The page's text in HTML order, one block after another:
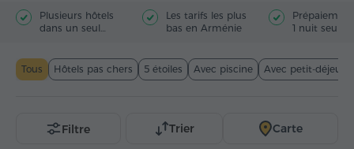
Plusieurs hôtels
dans un seul
Les tarifs les plus
bas en Arménie
1 nuit
Tous Hôtels pas chers 5 étoiles Avec piscine Avec petit-
Filtre Trier Carte